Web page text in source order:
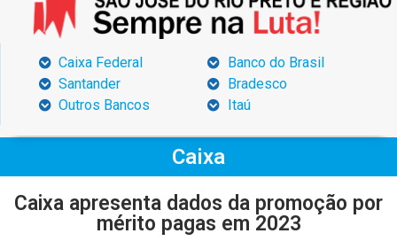
Caixa Federal
Santander
Outros Bancos
Banco do Brasil
Bradesco
Itaú
Caixa
Caixa apresenta dados da promoção por
mérito pagas em 2023